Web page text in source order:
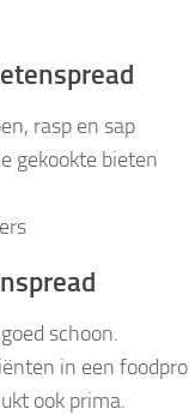
rasp en sap
gekookte bieten
schoon.
in een
ook prima.